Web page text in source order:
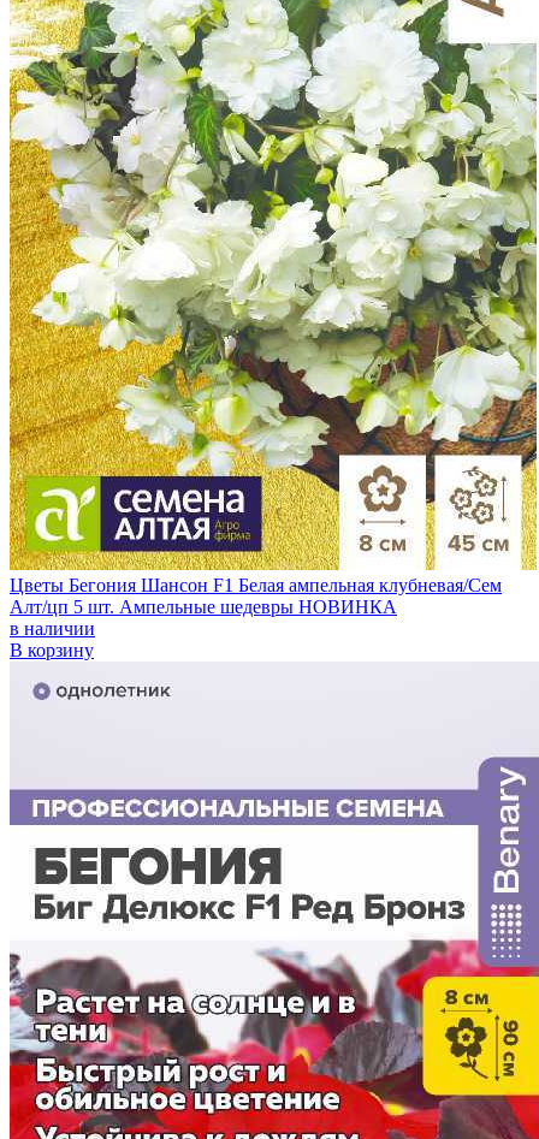
Цветы Бегония Шансон F1 Белая ампельная клубневая/Сем
Алт/цп 5 шт. Ампельные шедевры НОВИНКА
в наличии
В корзину